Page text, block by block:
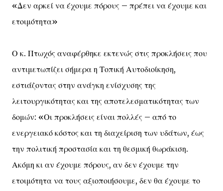
«Δεν αρκεί να έχουμε πόρους – πρέπει να έχουμε και
ετοιμότητα»
Ο κ. Πτωχός αναφέρθηκε εκτενώς στις προκλήσεις που
αντιμετωπίζει σήμερα η Τοπική Αυτοδιοίκηση,
εστιάζοντας στην ανάγκη ενίσχυσης της
λειτουργικότητας και της αποτελεσματικότητας των
δομών: «Οι προκλήσεις είναι πολλές – από το
ενεργειακό κόστος και τη διαχείριση των υδάτων, έως
την πολιτική προστασία και τη θεσμική θωράκιση.
Ακόμη κι αν έχουμε πόρους, αν δεν έχουμε την
ετοιμότητα να τους αξιοποιήσουμε, δεν θα έχουμε το